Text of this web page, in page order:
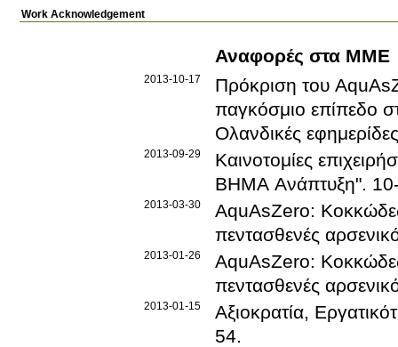
Work Acknowledgement
Αναφορές στα ΜΜΕ
2013-10-17
Πρόκριση του
παγκόσμιο επίπεδο
Ολανδικές
2013-09-29
Καινοτομίες
ΒΗΜΑ Ανάπτυξη".
2013-03-30
AquAsZero:
πεντασθενές
2013-01-26
AquAsZero:
πεντασθενές
2013-01-15
Αξιοκρατία,
54.